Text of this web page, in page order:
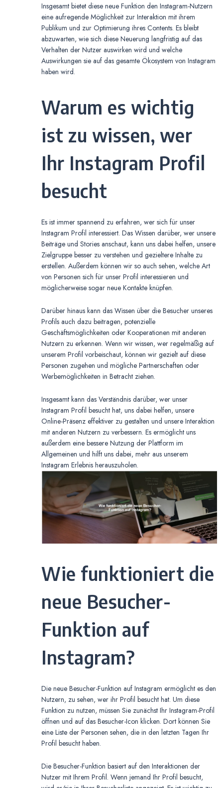
Insgesamt bietet diese neue Funktion den Instagram-Nutzern
eine aufregende Möglichkeit zur Interaktion mit ihrem
Publikum und zur Optimierung ihres Contents. Es bleibt
abzuwarten, wie sich diese Neuerung langfristig auf das
Verhalten der Nutzer auswirken wird und welche
Auswirkungen sie auf das gesamte Ökosystem von Instagram
haben wird.
Warum es wichtig
ist zu wissen, wer
Ihr Instagram Profil
besucht
Es ist immer spannend zu erfahren, wer sich für unser
Instagram Profil interessiert. Das Wissen darüber, wer unsere
Beiträge und Stories anschaut, kann uns dabei helfen, unsere
Zielgruppe besser zu verstehen und gezieltere Inhalte zu
erstellen. Außerdem können wir so auch sehen, welche Art
von Personen sich für unser Profil interessieren und
möglicherweise sogar neue Kontakte knüpfen.
Darüber hinaus kann das Wissen über die Besucher unseres
Profils auch dazu beitragen, potenzielle
Geschäftsmöglichkeiten oder Kooperationen mit anderen
Nutzern zu erkennen. Wenn wir wissen, wer regelmäßig auf
unserem Profil vorbeischaut, können wir gezielt auf diese
Personen zugehen und mögliche Partnerschaften oder
Werbemöglichkeiten in Betracht ziehen.
Insgesamt kann das Verständnis darüber, wer unser
Instagram Profil besucht hat, uns dabei helfen, unsere
Online-Präsenz effektiver zu gestalten und unsere Interaktion
mit anderen Nutzern zu verbessern. Es ermöglicht uns
außerdem eine bessere Nutzung der Plattform im
Allgemeinen und hilft uns dabei, mehr aus unserem
Instagram Erlebnis herauszuholen.
Wie funktioniert die
neue Besucher-
Funktion auf
Instagram?
Die neue Besucher-Funktion auf Instagram ermöglicht es den
Nutzern, zu sehen, wer ihr Profil besucht hat. Um diese
Funktion zu nutzen, müssen Sie zunächst Ihr Instagram-Profil
öffnen und auf das Besucher-Icon klicken. Dort können Sie
eine Liste der Personen sehen, die in den letzten Tagen Ihr
Profil besucht haben.
Die Besucher-Funktion basiert auf den Interaktionen der
Nutzer mit Ihrem Profil. Wenn jemand Ihr Profil besucht,